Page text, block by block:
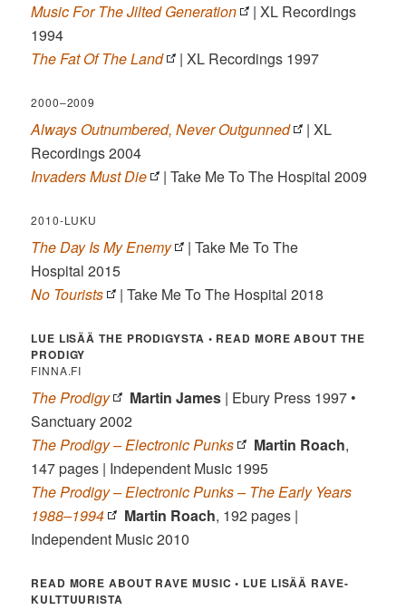
Music For The Jilted Generation
| XL Recordings
1994
The Fat Of The Land
| XL Recordings 1997
2000–2009
Always Outnumbered, Never Outgunned
| XL
Recordings 2004
Invaders Must Die
| Take Me To The Hospital 2009
2010-LUKU
The Day Is My Enemy
| Take Me To The
Hospital 2015
No Tourists
| Take Me To The Hospital 2018
LUE LISÄÄ THE PRODIGYSTA • READ MORE ABOUT THE
PRODIGY
FINNA.FI
The Prodigy Martin James | Ebury Press 1997 •
Sanctuary 2002
The Prodigy – Electronic Punks
Martin Roach,
147 pages | Independent Music 1995
The Prodigy – Electronic Punks – The Early Years
1988–1994
Martin Roach, 192 pages |
Independent Music 2010
READ MORE ABOUT RAVE MUSIC • LUE LISÄÄ RAVE-
KULTTUURISTA